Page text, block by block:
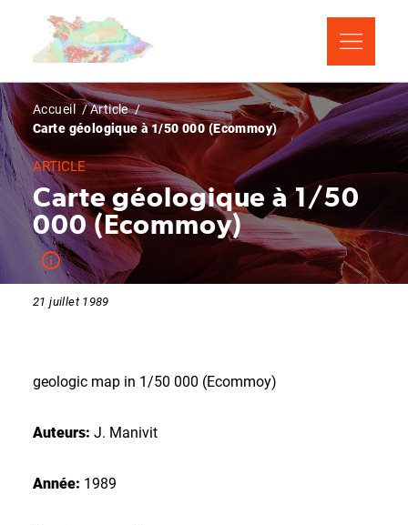
contenu
Fil
d'Ariane
Accueil
Article
Carte géologique à 1/50 000 (Ecommoy)
ARTICLE
Carte géologique à 1/50
000 (Ecommoy)
21 juillet 1989
geologic map in 1/50 000 (Ecommoy)
Auteurs: J. Manivit
Année: 1989